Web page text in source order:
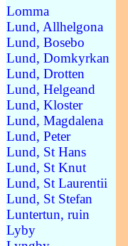
Lomma
Lund, Allhelgona
Lund, Bosebo
Lund, Domkyrkan
Lund, Drotten
Lund, Helgeand
Lund, Kloster
Lund, Magdalena
Lund, Peter
Lund, St Hans
Lund, St Knut
Lund, St Laurentii
Lund, St Stefan
Luntertun, ruin
Lyby